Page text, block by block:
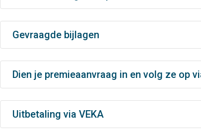
Gevraagde bijlagen
Dien je premieaanvraag in en volg ze op
Uitbetaling via VEKA